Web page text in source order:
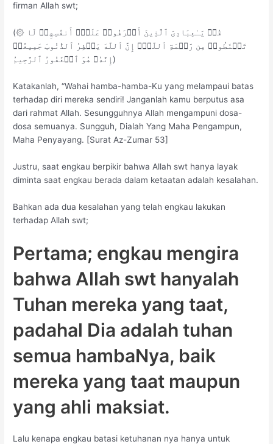
firman Allah swt;
(۞ قُلۡ یَـٰعِبَادِیَ ٱلَّذِینَ أَسۡرَفُوا۟ عَلَىٰۤ أَنفُسِهِمۡ لَا
تَقۡنَطُوا۟ مِن رَّحۡمَةِ ٱللَّهِۚ إِنَّ ٱللَّهَ یَغۡفِرُ ٱلذُّنُوبَ جَمِیعًاۚ
إِنَّهُۥ هُوَ ٱلۡغَفُورُ ٱلرَّحِیمُ)
Katakanlah, “Wahai hamba-hamba-Ku yang melampaui batas
terhadap diri mereka sendiri! Janganlah kamu berputus asa
dari rahmat Allah. Sesungguhnya Allah mengampuni dosa-
dosa semuanya. Sungguh, Dialah Yang Maha Pengampun,
Maha Penyayang. [Surat Az-Zumar 53]
Justru, saat engkau berpikir bahwa Allah swt hanya layak
diminta saat engkau berada dalam ketaatan adalah kesalahan.
Bahkan ada dua kesalahan yang telah engkau lakukan
terhadap Allah swt;
Pertama; engkau mengira
bahwa Allah swt hanyalah
Tuhan mereka yang taat,
padahal Dia adalah tuhan
semua hambaNya, baik
mereka yang taat maupun
yang ahli maksiat.
Lalu kenapa engkau batasi ketuhanan nya hanya untuk